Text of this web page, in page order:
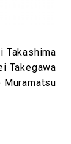
Takashima
Takegawa
Muramatsu